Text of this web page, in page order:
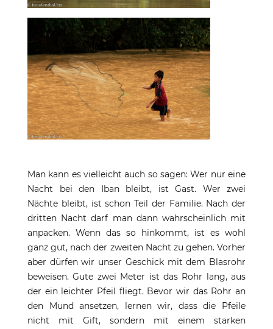
Man kann es vielleicht auch so sagen: Wer nur eine
Nacht bei den Iban bleibt, ist Gast. Wer zwei
Nächte bleibt, ist schon Teil der Familie. Nach der
dritten Nacht darf man dann wahrscheinlich mit
anpacken. Wenn das so hinkommt, ist es wohl
ganz gut, nach der zweiten Nacht zu gehen. Vorher
aber dürfen wir unser Geschick mit dem Blasrohr
beweisen. Gute zwei Meter ist das Rohr lang, aus
der ein leichter Pfeil fliegt. Bevor wir das Rohr an
den Mund ansetzen, lernen wir, dass die Pfeile
nicht mit Gift, sondern mit einem starken